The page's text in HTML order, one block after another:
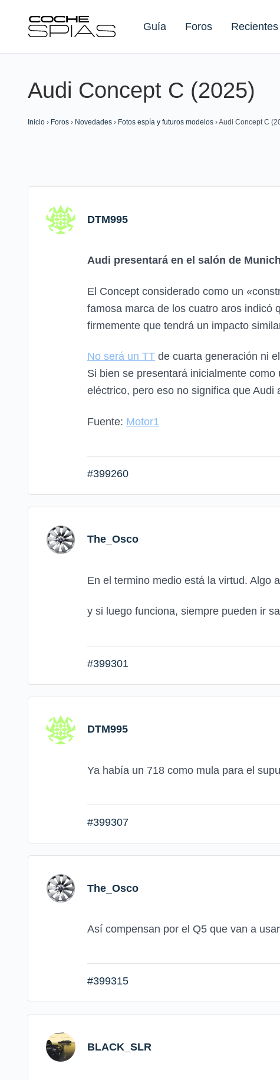
Guía Foros Recientes
Buscar:
Audi Concept C (2025)
Inicio › Foros › Novedades › Fotos espía y futuros modelos ›Audi Concept C
DTM995
Audi presentará en el salón de
El Concept considerado como un
famosa marca de los cuatro aros indicó
firmemente que tendrá un impacto
No será un TT de cuarta generación ni
Si bien se presentará inicialmente
eléctrico, pero eso no significa que
Fuente: Motor1
#399260
The_Osco
En el termino medio está la virtud. Algo
y si luego funciona, siempre pueden ir
#399301
DTM995
Ya había un 718 como mula para el
#399307
The_Osco
Así compensan por el Q5 que van a
#399315
BLACK_SLR